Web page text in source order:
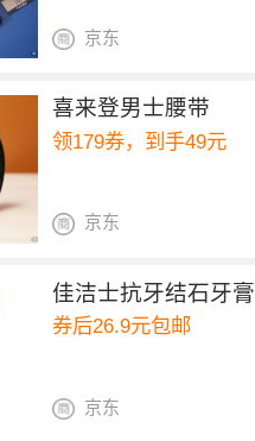
京东
喜来登男士腰带
领179券，到手49元
京东
佳洁士抗牙结石牙膏
券后26.9元包邮
京东